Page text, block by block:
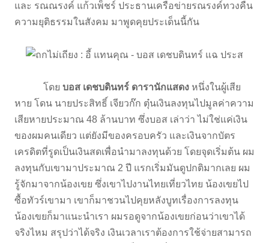
และ รณณรงค์ แก้วเพ็ชร์ ประธานเครือข่ายรณรงค์ทวงคืน
ความยุติธรรมในสังคม มาพูดคุยประเด็นนี้กัน
โดย บอส เดชบดินทร์ ดารานักแสดง หนึ่งในผู้เสีย
หาย โดน นายประสิทธิ์ เจียวก๊ก ตุ๋นเงินลงทุนไปมูลค่าความ
เสียหายประมาณ 48 ล้านบาท ซึ่งบอส เล่าว่า ไม่ใช่แค่เงิน
ของผมคนเดียว แต่ยังมีของครอบครัว และเงินจากบัตร
เครดิตที่รูดเป็นเงินสดเพื่อนำมาลงทุนด้วย โดยจุดเริ่มต้น ผม
ลงทุนกับเขามาประมาณ 2 ปี แรกเริ่มมันดูปกติมากเลย ผม
รู้จักมาจากน้องเขย ซึ่งเขาไปงานไทยเที่ยวไทย น้องเขยไป
ซื้อทัวร์เขามา เขาก็มาชวนไปคุยหลังบูทเรื่องการลงทุน
น้องเขยก็มาแนะนำเรา ผมรอดูจากน้องเขยก่อนว่าเขาได้
จริงไหม สรุปว่าได้จริง เงินเวลาเราต้องการใช้จ่ายสามารถ